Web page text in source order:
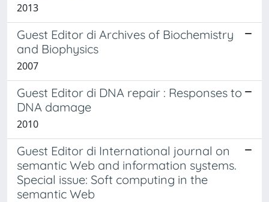
2013
Guest Editor di Archives of Biochemistry
and Biophysics
2007
Guest Editor di DNA repair : Responses to
DNA damage
2010
Guest Editor di International journal on
semantic Web and information systems.
Special issue: Soft computing in the
semantic Web